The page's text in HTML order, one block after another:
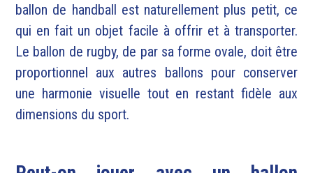
ballon de handball est naturellement plus petit, ce
qui en fait un objet facile à offrir et à transporter.
Le ballon de rugby, de par sa forme ovale, doit être
proportionnel aux autres ballons pour conserver
une harmonie visuelle tout en restant fidèle aux
dimensions du sport.